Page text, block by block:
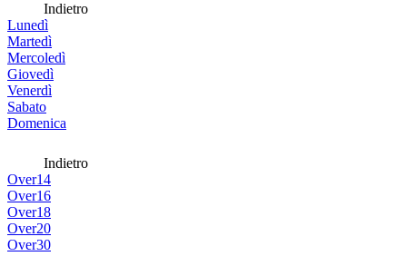
Indietro
Lunedì
Martedì
Mercoledì
Giovedì
Venerdì
Sabato
Domenica
Indietro
Over14
Over16
Over18
Over20
Over30